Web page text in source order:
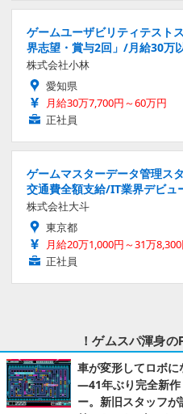
ゲームユーザビリティテスト
界志望・賞与2回」/月給30万
株式会社小林
愛知県
月給30万7,700円～60万円
正社員
ゲームマスターデータ管理ス
交通費全額支給/IT業界デビュ
株式会社大斗
東京都
月給20万1,000円～31万
正社員
！ゲムスパ渾身の
車が変形してロボ
―41年ぶり完全新作
ー。新旧スタッフ